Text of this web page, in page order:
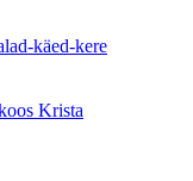
käed-kere
Krista